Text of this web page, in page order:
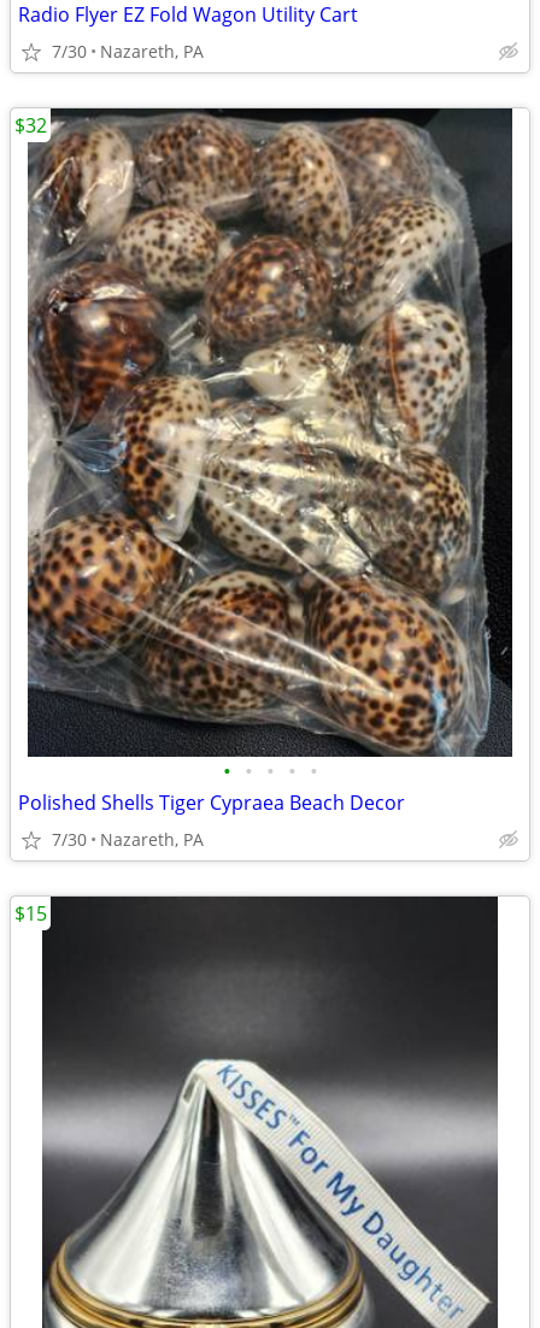
Radio Flyer EZ Fold Wagon Utility Cart
7/30 Nazareth, PA
• • • • •
Polished Shells Tiger Cypraea Beach Decor
7/30 Nazareth, PA
$32
$15